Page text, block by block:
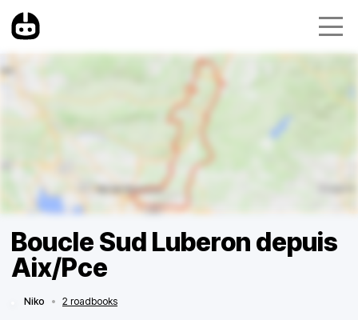
Boucle Sud Luberon depuis
Aix/Pce
Niko • 2 roadbooks